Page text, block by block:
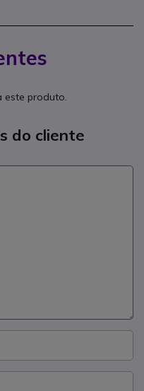
este produto.
do cliente